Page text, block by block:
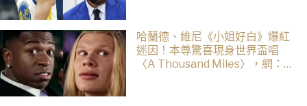
哈蘭德、維尼《小姐好白》爆紅
迷因！本尊驚喜現身世界盃唱
〈A Thousand Miles〉，網：文